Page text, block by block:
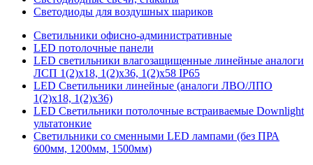
Светодиоды для воздушных шариков
Светильники офисно-административные
LED потолочные панели
LED светильники влагозащищенные линейные аналоги
ЛСП 1(2)х18, 1(2)х36, 1(2)х58 IP65
LED Светильники линейные (аналоги ЛВО/ЛПО
1(2)х18, 1(2)х36)
LED Светильники потолочные встраиваемые Downlight
ультатонкие
Светильники со сменными LED лампами (без ПРА
600мм, 1200мм, 1500мм)